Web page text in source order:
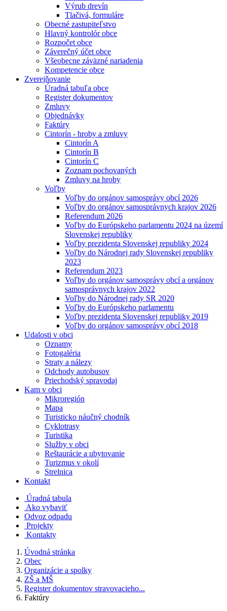
Výrub drevín
Tlačivá, formuláre
Obecné zastupiteľstvo
Hlavný kontrolór obce
Rozpočet obce
Záverečný účet obce
Všeobecne záväzné nariadenia
Kompetencie obce
Zverejňovanie
Úradná tabuľa obce
Register dokumentov
Zmluvy
Objednávky
Faktúry
Cintorín - hroby a zmluvy
Cintorín A
Cintorín B
Cintorín C
Zoznam pochovaných
Zmluvy na hroby
Voľby
Voľby do orgánov samosprávy obcí 2026
Voľby do orgánov samosprávnych krajov 2026
Referendum 2026
Voľby do Európskeho parlamentu 2024 na území
Slovenskej republiky
Voľby prezidenta Slovenskej republiky 2024
Voľby do Národnej rady Slovenskej republiky
2023
Referendum 2023
Voľby do orgánov samosprávy obcí a orgánov
samosprávnych krajov 2022
Voľby do Národnej rady SR 2020
Voľby do Európskeho parlamentu
Voľby prezidenta Slovenskej republiky 2019
Voľby do orgánov samosprávy obcí 2018
Udalosti v obci
Oznamy
Fotogaléria
Straty a nálezy
Odchody autobusov
Priechodský spravodaj
Kam v obci
Mikroregión
Mapa
Turisticko náučný chodník
Cyklotrasy
Turistika
Služby v obci
Reštaurácie a ubytovanie
Turizmus v okolí
Strelnica
Kontakt
Úradná tabula
Ako vybaviť
Odvoz odpadu
Projekty
Kontakty
Úvodná stránka
Obec
Organizácie a spolky
ZŠ a MŠ
Register dokumentov stravovacieho...
Faktúry